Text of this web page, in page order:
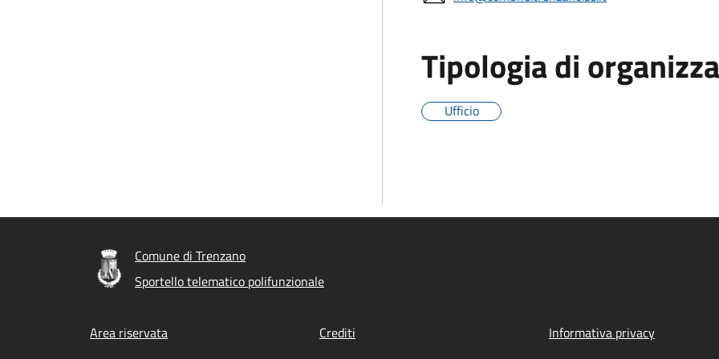
Tipologia di
Ufficio
Comune di Trenzano
Sportello telematico polifunzionale
Footer menu
Area riservata Crediti Informativa privacy